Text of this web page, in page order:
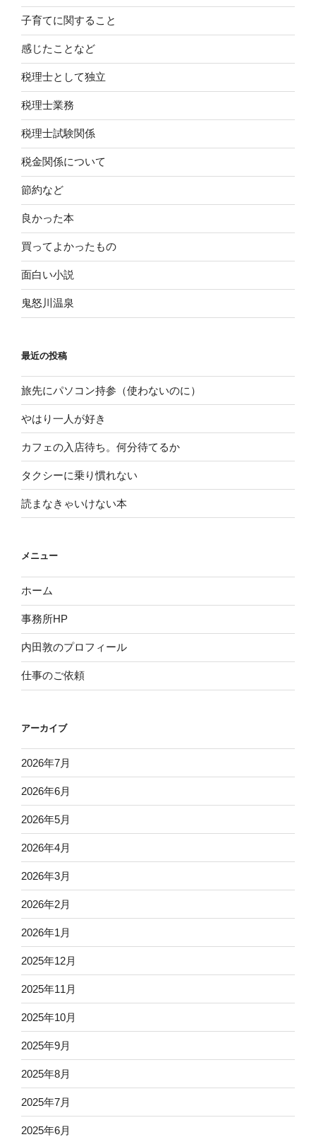
子育てに関すること
感じたことなど
税理士として独立
税理士業務
税理士試験関係
税金関係について
節約など
良かった本
買ってよかったもの
面白い小説
鬼怒川温泉
最近の投稿
旅先にパソコン持参（使わないのに）
やはり一人が好き
カフェの入店待ち。何分待てるか
タクシーに乗り慣れない
読まなきゃいけない本
メニュー
ホーム
事務所HP
内田敦のプロフィール
仕事のご依頼
アーカイブ
2026年7月
2026年6月
2026年5月
2026年4月
2026年3月
2026年2月
2026年1月
2025年12月
2025年11月
2025年10月
2025年9月
2025年8月
2025年7月
2025年6月